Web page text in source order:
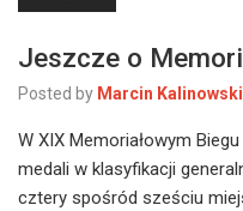
Jeszcze o
Posted by Marcin Kalinowski
W XIX Memoriałowym
medali w klasyfikacji
cztery spośród sześciu